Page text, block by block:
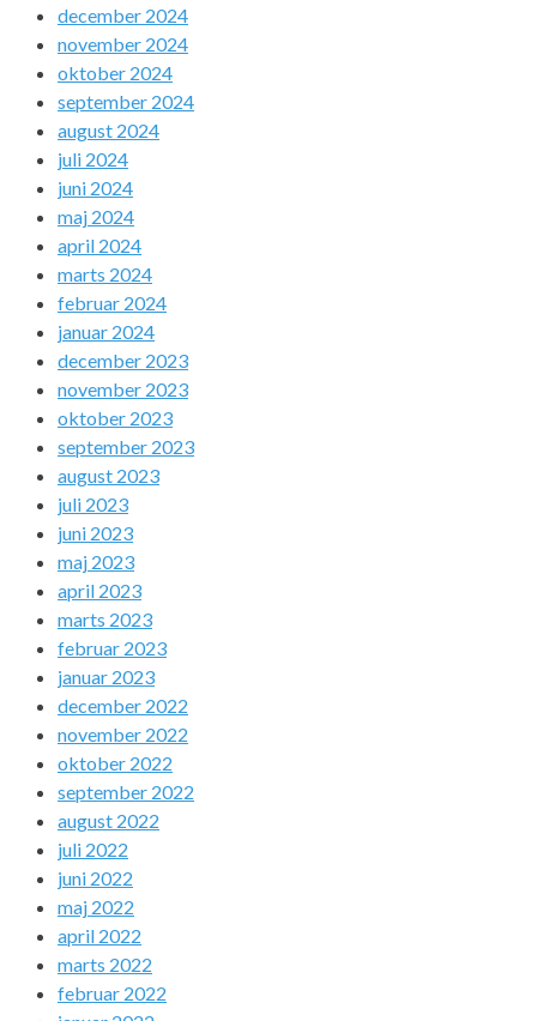
december 2024
november 2024
oktober 2024
september 2024
august 2024
juli 2024
juni 2024
maj 2024
april 2024
marts 2024
februar 2024
januar 2024
december 2023
november 2023
oktober 2023
september 2023
august 2023
juli 2023
juni 2023
maj 2023
april 2023
marts 2023
februar 2023
januar 2023
december 2022
november 2022
oktober 2022
september 2022
august 2022
juli 2022
juni 2022
maj 2022
april 2022
marts 2022
februar 2022